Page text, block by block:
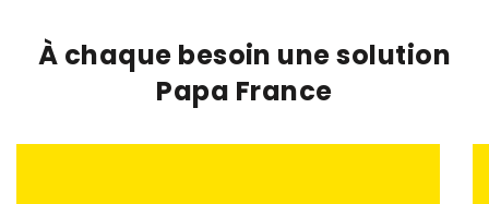
À chaque besoin une solution
Papa France